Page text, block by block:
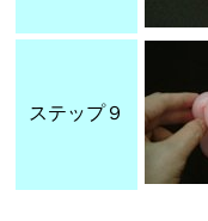
ステップ９